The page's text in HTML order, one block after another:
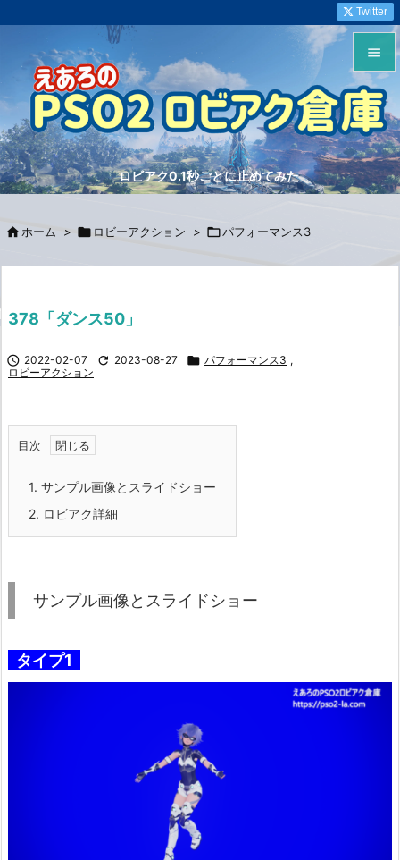
ロビアク0.1秒ごとに止めてみた


メニュ

サイド


Twitter
 ホーム >  ロビーアクション > パフォーマンス3
378「ダンス50」
 2022-02-07  2023-08-27  パフォーマンス3 ,
ロビーアクション
目次
1. サンプル画像とスライドショー
2. ロビアク詳細
サンプル画像とスライドショー
タイプ1